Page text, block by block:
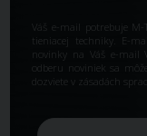
Váš e-mail potrebuje
tieniacej techniky. E-
novinky na Váš e-mail
odberu noviniek sa
dozviete v
zásadách